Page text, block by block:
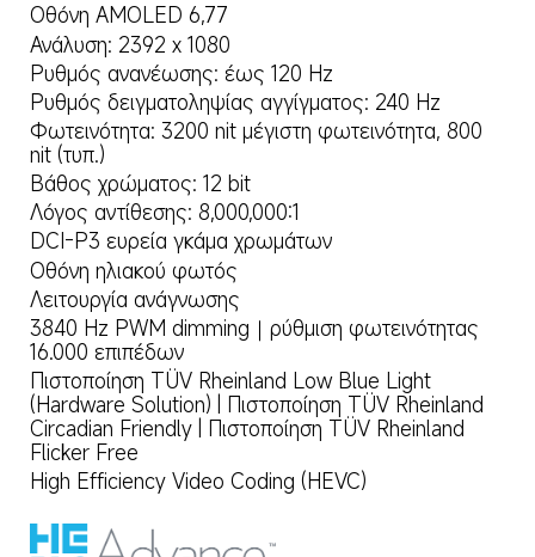
Οθόνη AMOLED 6,77
Ανάλυση: 2392 x 1080
Ρυθμός ανανέωσης: έως 120 Hz
Ρυθμός δειγματοληψίας αγγίγματος: 240 Hz
Φωτεινότητα: 3200 nit μέγιστη φωτεινότητα, 800
nit (τυπ.)
Βάθος χρώματος: 12 bit
Λόγος αντίθεσης: 8,000,000:1
DCI-P3 ευρεία γκάμα χρωμάτων
Οθόνη ηλιακού φωτός
Λειτουργία ανάγνωσης
3840 Hz PWM dimming｜ρύθμιση φωτεινότητας
16.000 επιπέδων
Πιστοποίηση TÜV Rheinland Low Blue Light
(Hardware Solution) | Πιστοποίηση TÜV Rheinland
Circadian Friendly | Πιστοποίηση TÜV Rheinland
Flicker Free
High Efficiency Video Coding (HEVC)